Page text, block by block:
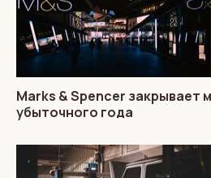
Marks & Spencer закрывает
убыточного года